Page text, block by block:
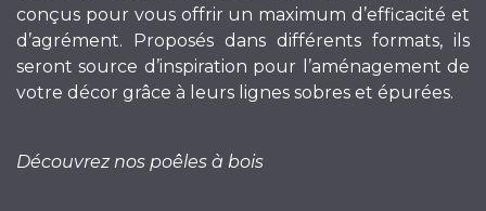
conçus pour vous offrir un maximum d’efficacité et
d’agrément. Proposés dans différents formats, ils
seront source d’inspiration pour l’aménagement de
votre décor grâce à leurs lignes sobres et épurées.
Découvrez nos poêles à bois